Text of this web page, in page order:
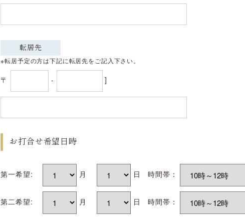
転居先
※転居予定の方は下記に転居先をご記入下さい。
〒 - ]
お打合せ希望日時
第一希望: 月 日 時間帯：
第二希望: 月 日 時間帯：